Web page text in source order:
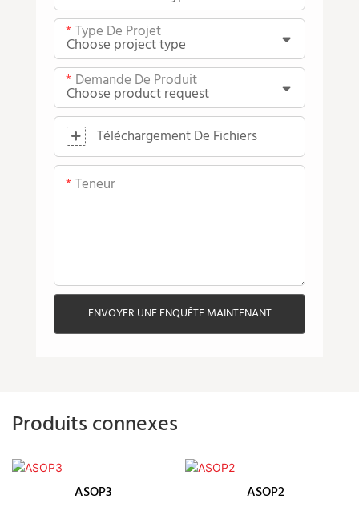
Type De Projet
Demande De Produit
Téléchargement De Fichiers
Teneur
ENVOYER UNE ENQUÊTE MAINTENANT
Produits connexes
ASOP3 ASOP2